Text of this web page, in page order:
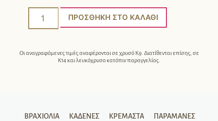
ΠΡΟΣΘΉΚΗ ΣΤΟ ΚΑΛΆΘΙ
Οι αναγραφόμενες τιμές αναφέρονται σε χρυσό Κ9. Διατίθενται επίσης, σε
Κ14 και λευκόχρυσο κατόπιν παραγγελίας.
ΒΡΑΧΙΌΛΙΑ ΚΑΔΈΝΕΣ ΚΡΕΜΑΣΤΆ
ΠΑΡΑΜΆΝΕΣ